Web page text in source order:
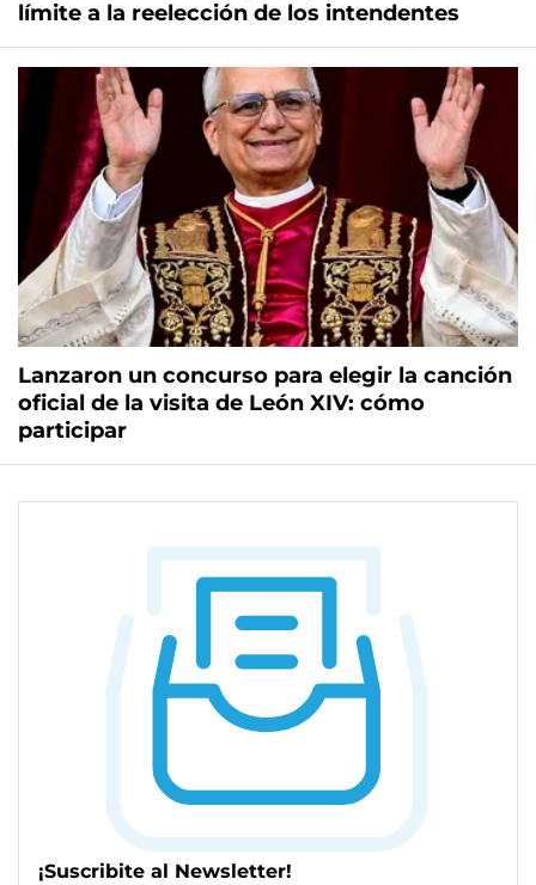
límite a la reelección de los intendentes
Lanzaron un concurso para elegir la canción
oficial de la visita de León XIV: cómo
participar
¡Suscribite al Newsletter!